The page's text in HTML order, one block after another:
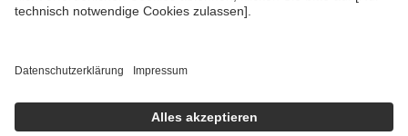
getroffen, um sicherzustellen, dass es sich um echte Bewertungen
https://help.etrusted.com/hc/de/articles/4419944605341